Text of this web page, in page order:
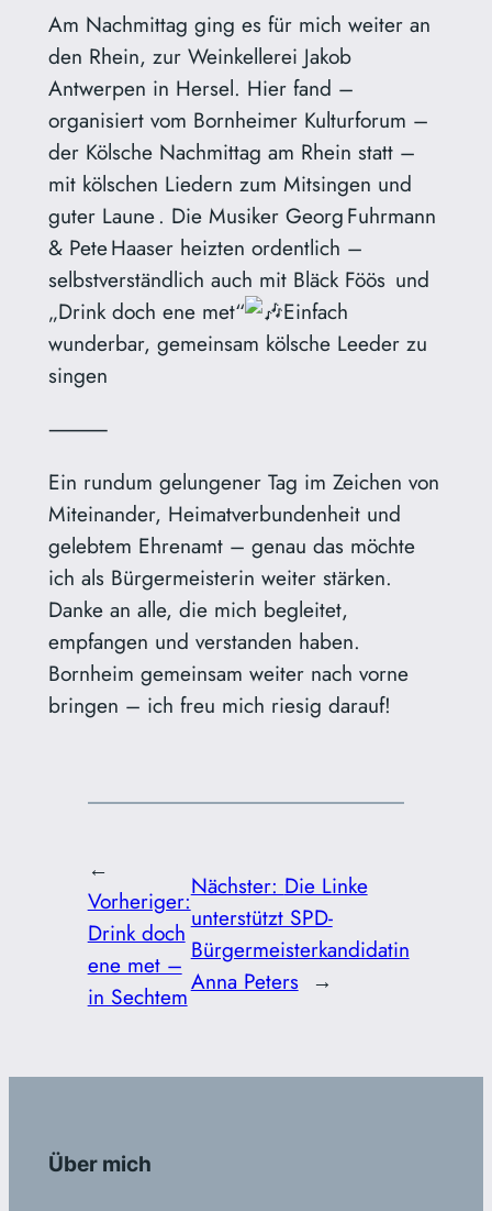
Am Nachmittag ging es für mich weiter an
den Rhein, zur Weinkellerei Jakob
Antwerpen in Hersel. Hier fand –
organisiert vom Bornheimer Kulturforum –
der Kölsche Nachmittag am Rhein statt –
mit kölschen Liedern zum Mitsingen und
guter Laune . Die Musiker Georg Fuhrmann
& Pete Haaser heizten ordentlich –
selbstverständlich auch mit Bläck Föös und
„Drink doch ene met“
Einfach
wunderbar, gemeinsam kölsche Leeder zu
singen
⸻
Ein rundum gelungener Tag im Zeichen von
Miteinander, Heimatverbundenheit und
gelebtem Ehrenamt – genau das möchte
ich als Bürgermeisterin weiter stärken.
Danke an alle, die mich begleitet,
empfangen und verstanden haben.
Bornheim gemeinsam weiter nach vorne
bringen – ich freu mich riesig darauf!
←
Vorheriger:
Drink doch
ene met –
in Sechtem
Nächster: Die Linke
unterstützt SPD-
Bürgermeisterkandidatin
Anna Peters →
Über mich